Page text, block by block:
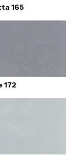
165
172